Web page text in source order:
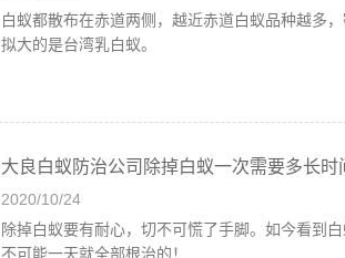
白蚁都散布在赤道两侧，越近赤道白蚁品种越多
拟大的是台湾乳白蚁。
大良白蚁防治公司除掉白蚁一次需要多长时
2020/10/24
除掉白蚁要有耐心，切不可慌了手脚。如今看到
不可能一天就全部根治的！